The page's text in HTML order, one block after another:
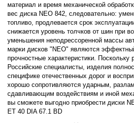
материал и время механической
вес диска NEO 842, следовательно:
топливо, продлевается срок
снижается уровень толчков от шин при
уменьшения неподрессоренной массы
марки дисков "NEO" являются
прочностные характеристики. Поскольку
Российские специалисты, изделия
специфике отечественных дорог и
хорошо сопротивляются ударным,
сдавливающим воздействиям и иной
вы сможете выгодно приобрести диски
ET 40 DIA 67.1 BD